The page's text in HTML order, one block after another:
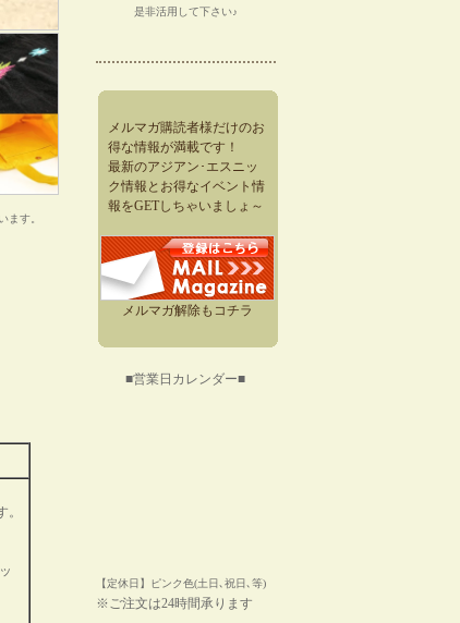
ます。
是非活用して下さい♪
メルマガ購読者様だけのお
得な情報が満載です！
最新のアジアン･エスニッ
ク情報とお得なイベント情
報をGETしちゃいましょ～
メルマガ解除もコチラ
■営業日カレンダー■
【定休日】ピンク色(土日､祝日､等)
※ご注文は24時間承ります